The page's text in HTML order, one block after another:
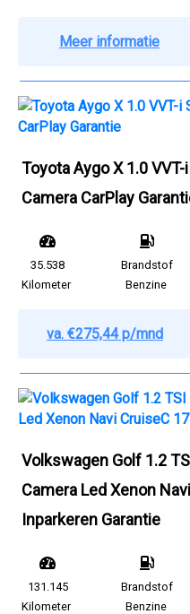
Meer informatie
Toyota Aygo X 1.0
Camera CarPlay
35.538
Kilometer
Brandstof
Benzine
va. €275,44 p/mnd
Volkswagen Golf 1.2
Camera Led Xenon
Inparkeren Garantie
131.145
Kilometer
Brandstof
Benzine